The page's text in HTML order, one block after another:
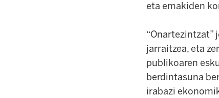
eta emakiden
“Onartezintzat”
jarraitzea, eta
publikoaren
berdintasuna
irabazi